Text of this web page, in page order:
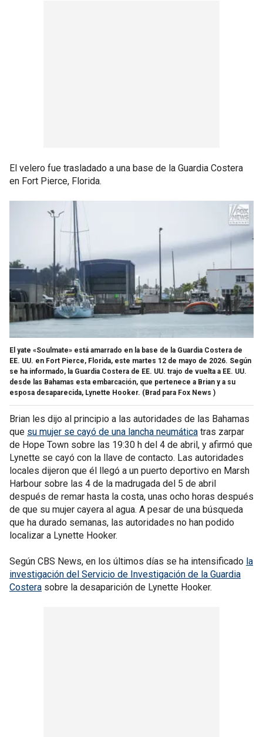
El velero fue trasladado a una base de la Guardia Costera
en Fort Pierce, Florida.
El yate «Soulmate» está amarrado en la base de la Guardia Costera de
EE. UU. en Fort Pierce, Florida, este martes 12 de mayo de 2026. Según
se ha informado, la Guardia Costera de EE. UU. trajo de vuelta a EE. UU.
desde las Bahamas esta embarcación, que pertenece a Brian y a su
esposa desaparecida, Lynette Hooker. (Brad para Fox News )
Brian les dijo al principio a las autoridades de las Bahamas
que su mujer se cayó de una lancha neumática tras zarpar
de Hope Town sobre las 19:30 h del 4 de abril, y afirmó que
Lynette se cayó con la llave de contacto. Las autoridades
locales dijeron que él llegó a un puerto deportivo en Marsh
Harbour sobre las 4 de la madrugada del 5 de abril
después de remar hasta la costa, unas ocho horas después
de que su mujer cayera al agua. A pesar de una búsqueda
que ha durado semanas, las autoridades no han podido
localizar a Lynette Hooker.
Según CBS News, en los últimos días se ha intensificado la
investigación del Servicio de Investigación de la Guardia
Costera sobre la desaparición de Lynette Hooker.